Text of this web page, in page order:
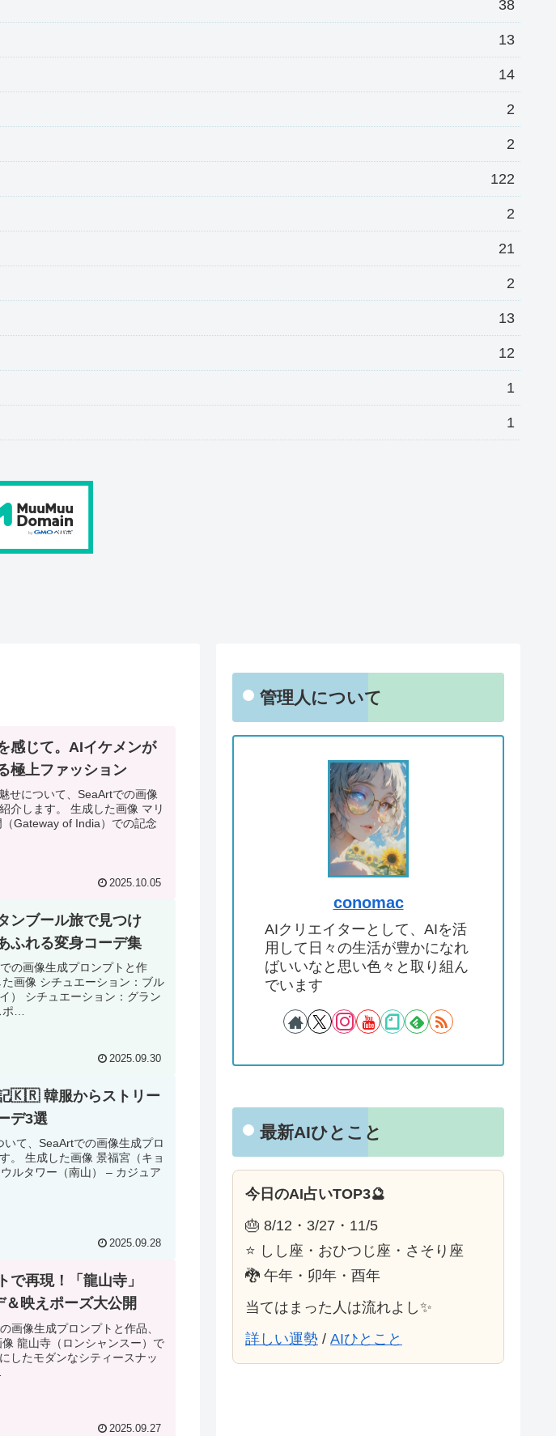
38
13
14
2
2
122
2
21
2
13
12
1
1
感じて。AIイケメンが
極上ファッション
せについて、SeaArtでの画像
介します。 生成した画像 マリ
Gateway of India）での記念
2025.10.05
ンブール旅で見つけ
ふれる変身コーデ集
の画像生成プロンプトと作
画像 シチュエーション：ブル
） シチュエーション：グラン
…
2025.09.30
記🇰🇷 韓服からストリー
デ3選
て、SeaArtでの画像生成プロ
。 生成した画像 景福宮（キョ
ルタワー（南山） – カジュア
2025.09.28
で再現！「龍山寺」
＆映えポーズ大公開
画像生成プロンプトと作品、
龍山寺（ロンシャンスー）で
したモダンなシティースナッ
2025.09.27
管理人について
conomac
AIクリエイターとして、AIを活
用して日々の生活が豊かになれ
ばいいなと思い色々と取り組ん
でいます
最新AIひとこと
今日のAI占いTOP3🔮
🎂 8/12・3/27・11/5
⭐ しし座・おひつじ座・さそり座
🐉 午年・卯年・酉年
当てはまった人は流れよし✨
詳しい運勢 / AIひとこと